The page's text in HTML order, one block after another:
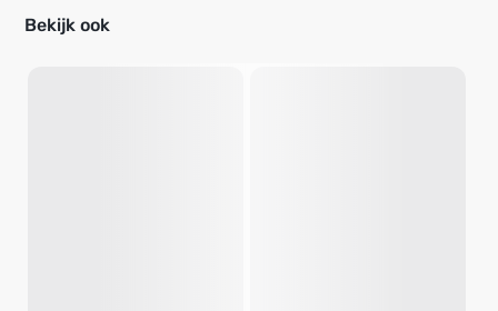
Bekijk ook